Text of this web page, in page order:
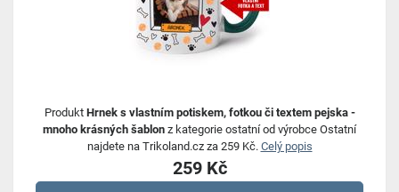
Produkt Hrnek s vlastním potiskem, fotkou či textem pejska -
mnoho krásných šablon z kategorie ostatní od výrobce Ostatní
najdete na Trikoland.cz za 259 Kč. Celý popis
259 Kč